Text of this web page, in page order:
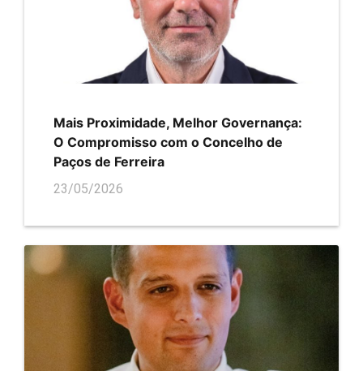
Mais Proximidade, Melhor Governança:
O Compromisso com o Concelho de
Paços de Ferreira
23/05/2026